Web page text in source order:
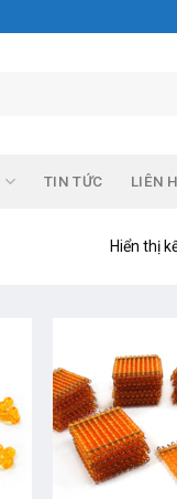
TIN TỨC LIÊN
Hiển thị